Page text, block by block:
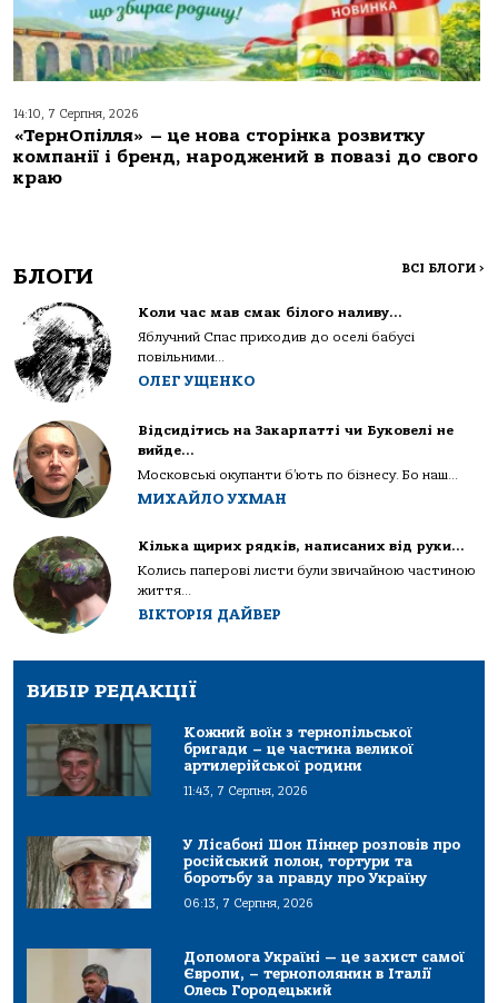
14:10, 7 Серпня, 2026
«ТернОпілля» – це нова сторінка розвитку
компанії і бренд, народжений в повазі до свого
краю
БЛОГИ ВСІ БЛОГИ >
Коли час мав смак білого наливу…
Яблучний Спас приходив до оселі бабусі
повільними...
ОЛЕГ УЩЕНКО
Відсидітись на Закарпатті чи Буковелі не
вийде…
Московські окупанти б’ють по бізнесу. Бо наш...
МИХАЙЛО УХМАН
Кілька щирих рядків, написаних від руки…
Колись паперові листи були звичайною частиною
життя...
ВІКТОРІЯ ДАЙВЕР
ВИБІР РЕДАКЦІЇ
Кожний воїн з тернопільської
бригади – це частина великої
артилерійської родини
11:43, 7 Серпня, 2026
У Лісабоні Шон Піннер розповів про
російський полон, тортури та
боротьбу за правду про Україну
06:13, 7 Серпня, 2026
Допомога Україні — це захист самої
Європи, – тернополянин в Італії
Олесь Городецький